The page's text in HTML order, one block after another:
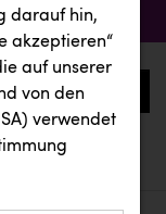
0
darauf hin,
akzeptieren“
auf unserer
von den
verwendet